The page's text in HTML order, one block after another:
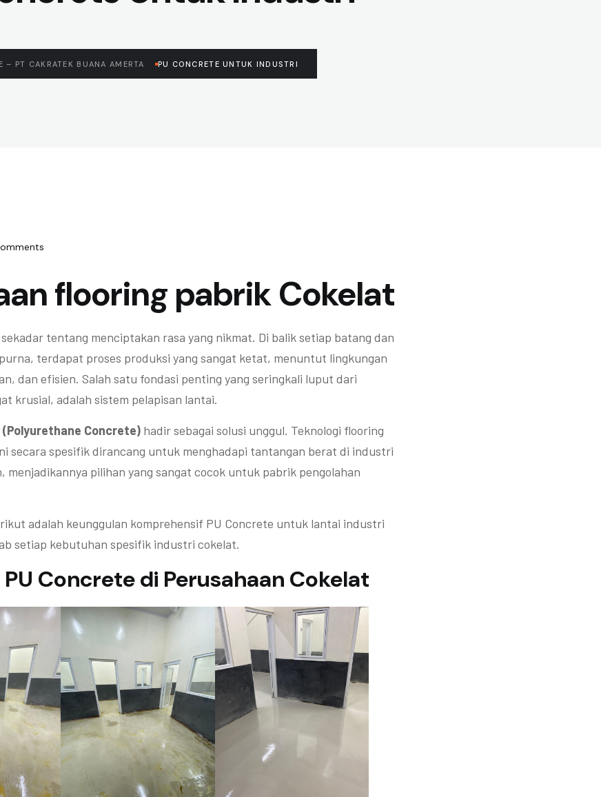
– PT CAKRATEK BUANA AMERTA PU CONCRETE UNTUK INDUSTRI
flooring pabrik Cokelat
tentang menciptakan rasa yang nikmat. Di balik setiap batang dan
terdapat proses produksi yang sangat ketat, menuntut lingkungan
dan efisien. Salah satu fondasi penting yang seringkali luput dari
krusial, adalah sistem pelapisan lantai.
(Polyurethane Concrete) hadir sebagai solusi unggul. Teknologi flooring
secara spesifik dirancang untuk menghadapi tantangan berat di industri
menjadikannya pilihan yang sangat cocok untuk pabrik pengolahan
adalah keunggulan komprehensif PU Concrete untuk lantai industri
setiap kebutuhan spesifik industri cokelat.
Concrete di Perusahaan Cokelat